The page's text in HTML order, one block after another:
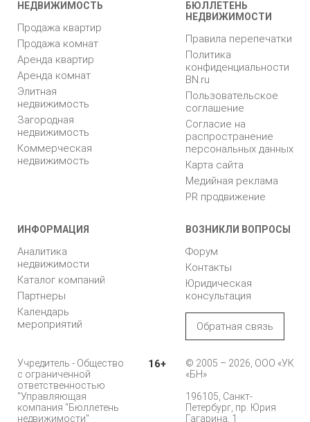
НЕДВИЖИМОСТЬ
Продажа квартир
Продажа комнат
Аренда квартир
Аренда комнат
Элитная
недвижимость
Загородная
недвижимость
Коммерческая
недвижимость
БЮЛЛЕТЕНЬ
НЕДВИЖИМОСТИ
Правила перепечатки
Политика
конфиденциальности
BN.ru
Пользовательское
соглашение
Согласие на
распространение
персональных данных
Карта сайта
Медийная реклама
PR продвижение
ИНФОРМАЦИЯ
Аналитика
недвижимости
Каталог компаний
Партнеры
Календарь
мероприятий
ВОЗНИКЛИ ВОПРОСЫ
Форум
Контакты
Юридическая
консультация
Обратная связь
Учредитель - Общество
с ограниченной
ответственностью
"Управляющая
компания "Бюллетень
недвижимости"
16+
© 2005 – 2026, ООО «УК
«БН»
196105, Санкт-
Петербург, пр. Юрия
Гагарина, 1